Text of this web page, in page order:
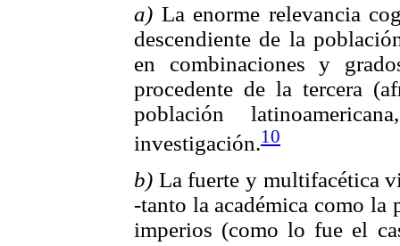
a) La enorme relevancia
descendiente de la
en combinaciones y
procedente de la tercera
población
investigación.10
b) La fuerte y multifacética
-tanto la académica como
imperios (como lo fue el